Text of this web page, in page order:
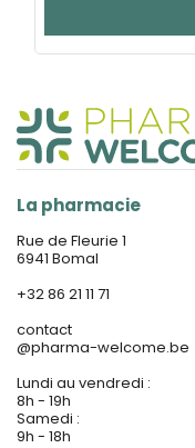
La pharmacie
Rue de Fleurie 1
6941 Bomal
+32 86 21 11 71
contact
@pharma-welcome.be
Lundi au vendredi :
8h - 19h
Samedi :
9h - 18h